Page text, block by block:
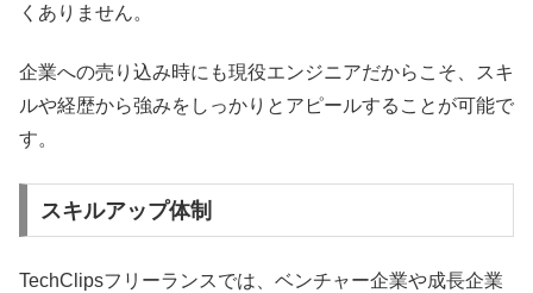
くありません。
企業への売り込み時にも現役エンジニアだからこそ、スキ
ルや経歴から強みをしっかりとアピールすることが可能で
す。
スキルアップ体制
TechClipsフリーランスでは、ベンチャー企業や成長企業